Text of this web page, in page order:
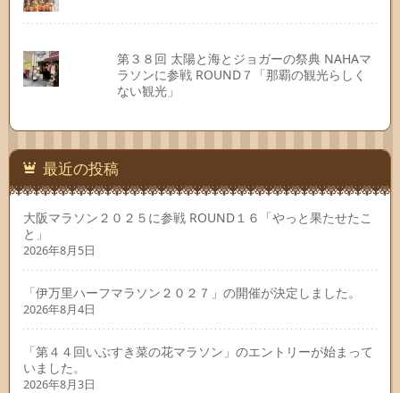
第３８回 太陽と海とジョガーの祭典 NAHAマ
ラソンに参戦 ROUND７「那覇の観光らしく
ない観光」
最近の投稿
大阪マラソン２０２５に参戦 ROUND１６「やっと果たせたこ
と」
2026年8月5日
「伊万里ハーフマラソン２０２７」の開催が決定しました。
2026年8月4日
「第４４回いぶすき菜の花マラソン」のエントリーが始まって
いました。
2026年8月3日